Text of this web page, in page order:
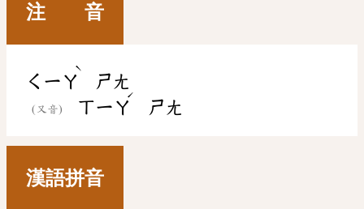
注 音
ㄑㄧㄚ
ˋ
ㄕㄤ
(又音) ㄒㄧㄚ
ˊ
ㄕㄤ
漢語拼音